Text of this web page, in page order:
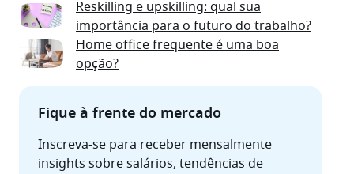
Reskilling e upskilling: qual sua
importância para o futuro do trabalho?
Home office frequente é uma boa
opção?